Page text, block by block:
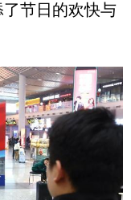
节日的欢快与